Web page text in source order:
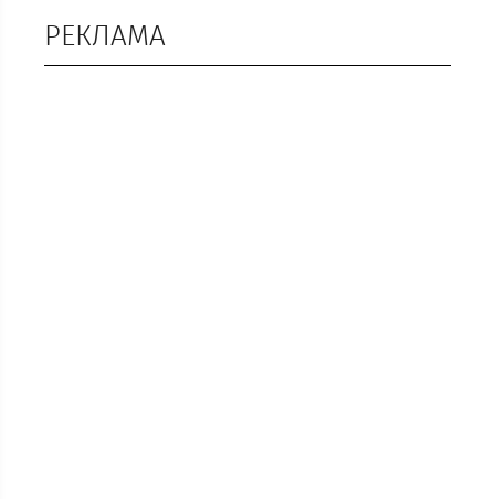
РЕКЛАМА